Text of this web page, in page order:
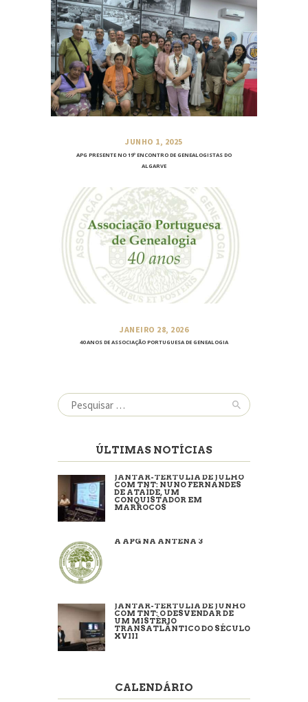
JUNHO 1, 2025
APG PRESENTE NO 19º ENCONTRO DE GENEALOGISTAS DO
ALGARVE
JANEIRO 28, 2026
40 ANOS DE ASSOCIAÇÃO PORTUGUESA DE GENEALOGIA
Pesquisar
por:
ÚLTIMAS NOTÍCIAS
JANTAR-TERTÚLIA DE JULHO
COM TNT: NUNO FERNANDES
DE ATAÍDE, UM
CONQUISTADOR EM
MARROCOS
A APG NA ANTENA 3
JANTAR-TERTÚLIA DE JUNHO
COM TNT: O DESVENDAR DE
UM MISTÉRIO
TRANSATLÂNTICO DO SÉCULO
XVIII
CALENDÁRIO